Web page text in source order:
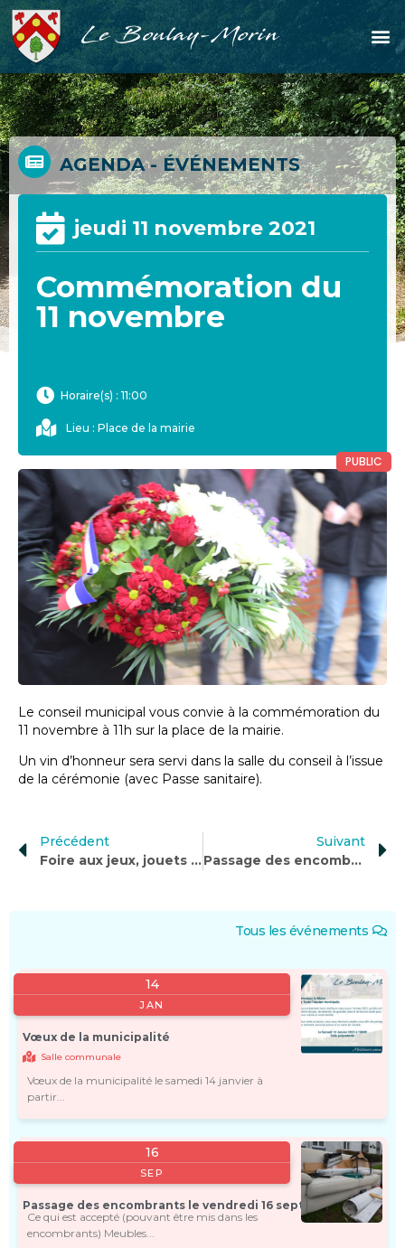
Le Boulay-Morin
AGENDA - ÉVÉNEMENTS
jeudi 11 novembre 2021
Commémoration du
11 novembre
Horaire(s) : 11:00
Lieu : Place de la mairie
PUBLIC
Le conseil municipal vous convie à la commémoration du
11 novembre à 11h sur la place de la mairie.
Un vin d’honneur sera servi dans la salle du conseil à l’issue
de la cérémonie (avec Passe sanitaire).
Précédent
Foire aux jeux, jouets et livres à Gravigny
Suivant
Passage des encombrants le vendredi 16 septembre 2022
Tous les événements
14
JAN
Vœux de la municipalité
Salle communale
Vœux de la municipalité le samedi 14 janvier à
partir...
16
SEP
Passage des encombrants le vendredi 16 septembre 2022
Ce qui est accepté (pouvant être mis dans les
encombrants) Meubles...